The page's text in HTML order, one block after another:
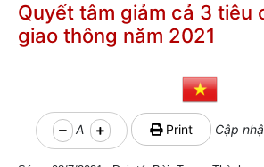
Quyết tâm giảm cả 3 tiêu
giao thông năm 2021
A Print Cập